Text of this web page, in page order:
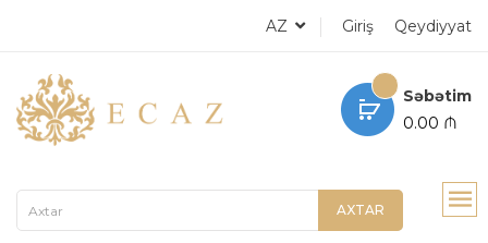
AZ Giriş Qeydiyyat
Səbətim
0.00 ₼
AXTAR